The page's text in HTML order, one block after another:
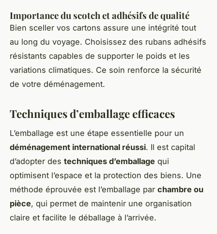
Importance du scotch et adhésifs de qualité
Bien sceller vos cartons assure une intégrité tout
au long du voyage. Choisissez des rubans adhésifs
résistants capables de supporter le poids et les
variations climatiques. Ce soin renforce la sécurité
de votre déménagement.
Techniques d’emballage efficaces
L’emballage est une étape essentielle pour un
déménagement international réussi. Il est capital
d’adopter des techniques d’emballage qui
optimisent l’espace et la protection des biens. Une
méthode éprouvée est l’emballage par chambre ou
pièce, qui permet de maintenir une organisation
claire et facilite le déballage à l’arrivée.